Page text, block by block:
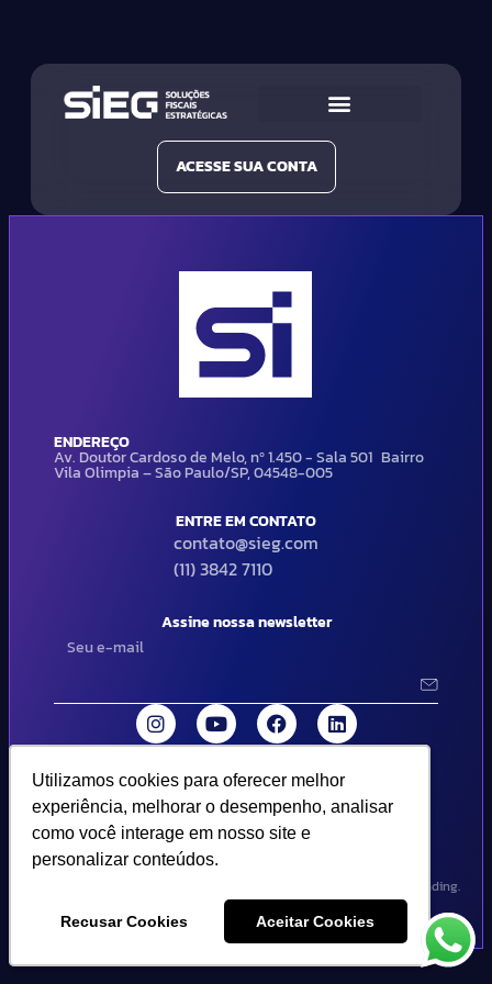
Utilizamos cookies para oferecer melhor
experiência, melhorar o desempenho, analisar
como você interage em nosso site e
personalizar conteúdos.
Recusar Cookies Aceitar Cookies
Utilizamos cookies para oferecer melhor
experiência, melhorar o desempenho, analisar
como você interage em nosso site e
personalizar conteúdos.
Recusar Cookies Aceitar Cookies
ACESSE SUA CONTA
ENDEREÇO
Av. Doutor Cardoso de Melo, nº 1.450 - Sala 501 Bairro
Vila Olimpia – São Paulo/SP, 04548-005
ENTRE EM CONTATO
contato@sieg.com
(11) 3842 7110
Assine nossa newsletter
© 2024 SIEG Soluções Fiscais Estratégicas. Todos os direitos
reservados | Termos de uso e política de privacidade..
Design por Empória Branding.